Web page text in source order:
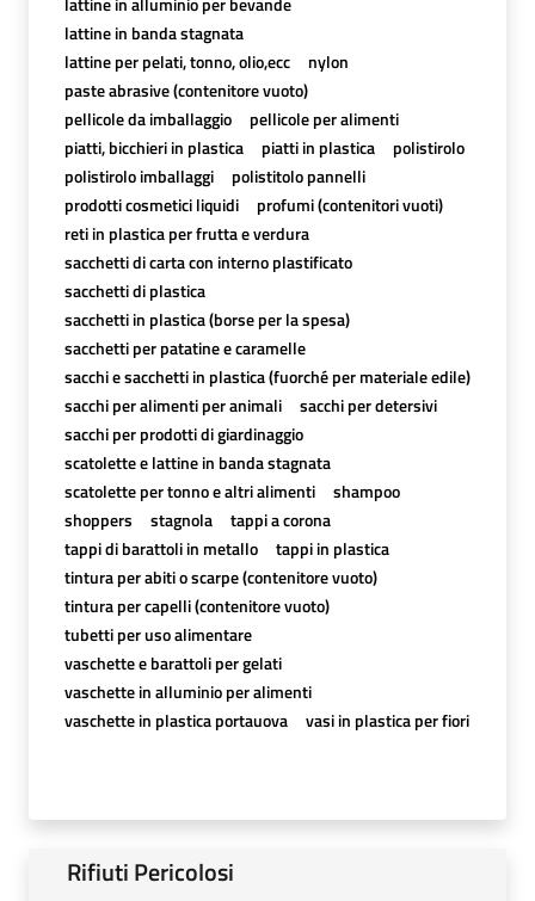
lattine in banda stagnata
lattine per pelati, tonno, olio,ecc
nylon
paste abrasive (contenitore vuoto)
pellicole da imballaggio
pellicole per alimenti
piatti, bicchieri in plastica
piatti in plastica
polistirolo
polistirolo imballaggi
polistitolo pannelli
prodotti cosmetici liquidi
profumi (contenitori vuoti)
reti in plastica per frutta e verdura
sacchetti di carta con interno plastificato
sacchetti di plastica
sacchetti in plastica (borse per la spesa)
sacchetti per patatine e caramelle
sacchi e sacchetti in plastica (fuorché per materiale edile)
sacchi per alimenti per animali
sacchi per detersivi
sacchi per prodotti di giardinaggio
scatolette e lattine in banda stagnata
scatolette per tonno e altri alimenti
shampoo
shoppers
stagnola
tappi a corona
tappi di barattoli in metallo
tappi in plastica
tintura per abiti o scarpe (contenitore vuoto)
tintura per capelli (contenitore vuoto)
tubetti per uso alimentare
vaschette e barattoli per gelati
vaschette in alluminio per alimenti
vaschette in plastica portauova
vasi in plastica per fiori
Rifiuti Pericolosi